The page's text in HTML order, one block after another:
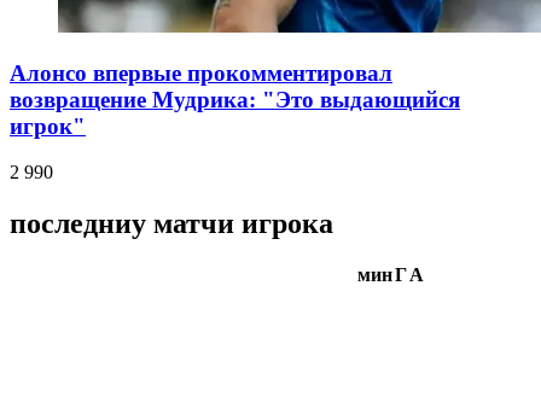
Алонсо впервые прокомментировал
возвращение Мудрика: "Это выдающийся
игрок"
2 990
последниу матчи игрока
минГА